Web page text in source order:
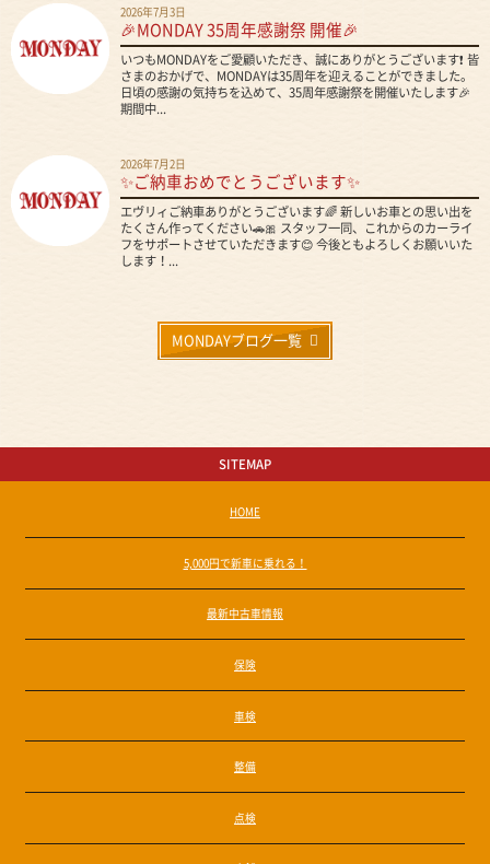
2026年7月3日
🎉MONDAY 35周年感謝祭 開催🎉
いつもMONDAYをご愛顧いただき、誠にありがとうございます❗ 皆
さまのおかげで、MONDAYは35周年を迎えることができました。
日頃の感謝の気持ちを込めて、35周年感謝祭を開催いたします🎉
期間中...
2026年7月2日
✨ご納車おめでとうございます✨
エヴリィご納車ありがとうございます🌈 新しいお車との思い出を
たくさん作ってください🚗🎀 スタッフ一同、これからのカーライ
フをサポートさせていただきます😊 今後ともよろしくお願いいた
します！...
MONDAYブログ一覧
SITEMAP
HOME
5,000円で新車に乗れる！
最新中古車情報
保険
車検
整備
点検